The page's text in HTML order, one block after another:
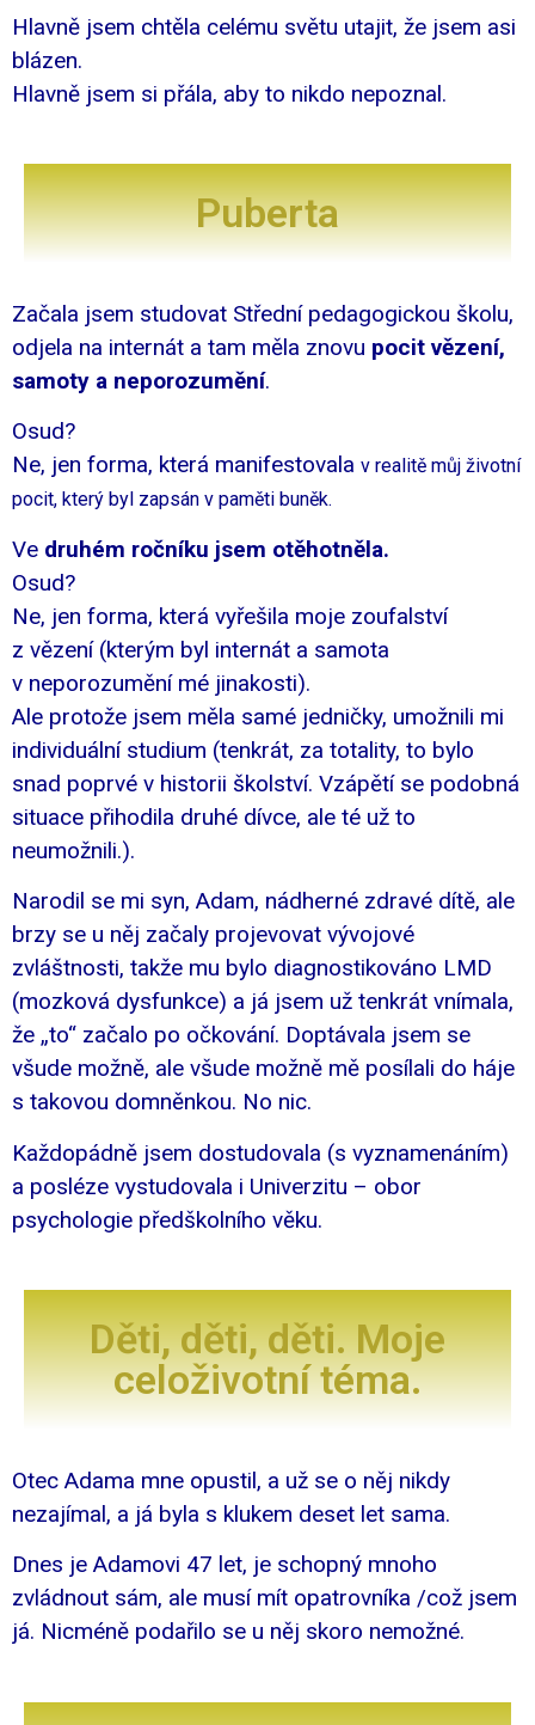
Hlavně jsem chtěla celému světu utajit, že jsem asi
blázen.
Hlavně jsem si přála, aby to nikdo nepoznal.
Puberta
Začala jsem studovat Střední pedagogickou školu,
odjela na internát a tam měla znovu pocit vězení,
samoty a neporozumění.
Osud?
Ne, jen forma, která manifestovala v realitě můj životní
pocit, který byl zapsán v paměti buněk.
Ve druhém ročníku jsem otěhotněla.
Osud?
Ne, jen forma, která vyřešila moje zoufalství
z vězení (kterým byl internát a samota
v neporozumění mé jinakosti).
Ale protože jsem měla samé jedničky, umožnili mi
individuální studium (tenkrát, za totality, to bylo
snad poprvé v historii školství. Vzápětí se podobná
situace přihodila druhé dívce, ale té už to
neumožnili.).
Narodil se mi syn, Adam, nádherné zdravé dítě, ale
brzy se u něj začaly projevovat vývojové
zvláštnosti, takže mu bylo diagnostikováno LMD
(mozková dysfunkce) a já jsem už tenkrát vnímala,
že „to“ začalo po očkování. Doptávala jsem se
všude možně, ale všude možně mě posílali do háje
s takovou domněnkou. No nic.
Každopádně jsem dostudovala (s vyznamenáním)
a posléze vystudovala i Univerzitu – obor
psychologie předškolního věku.
Děti, děti, děti. Moje
celoživotní téma.
Otec Adama mne opustil, a už se o něj nikdy
nezajímal, a já byla s klukem deset let sama.
Dnes je Adamovi 47 let, je schopný mnoho
zvládnout sám, ale musí mít opatrovníka /což jsem
já. Nicméně podařilo se u něj skoro nemožné.